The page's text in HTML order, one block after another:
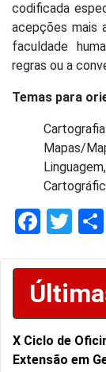
codificada
acepções mais
faculdade
regras ou a
Temas para
Mapas/
X Ciclo de
Extensão em